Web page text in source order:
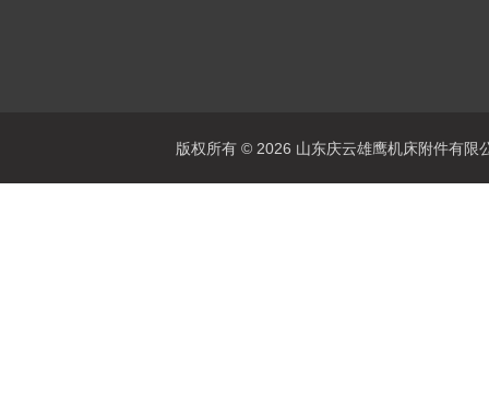
版权所有 © 2026 山东庆云雄鹰机床附件有